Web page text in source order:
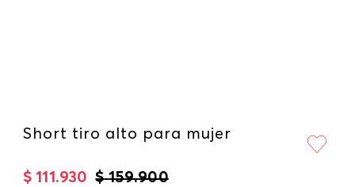
Short tiro alto para mujer
$ 159.900
$ 111 .930